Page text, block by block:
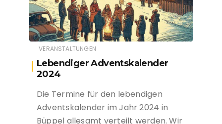
VERANSTALTUNGEN
Lebendiger Adventskalender
2024
Die Termine für den lebendigen
Adventskalender im Jahr 2024 in
Büppel allesamt verteilt werden. Wir